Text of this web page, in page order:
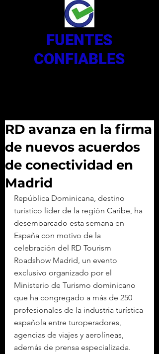
FUENTES
CONFIABLES
RD avanza en la firma
de nuevos acuerdos
de conectividad en
Madrid
República Dominicana, destino
turístico líder de la región Caribe, ha
desembarcado esta semana en
España con motivo de la
celebración del RD Tourism
Roadshow Madrid, un evento
exclusivo organizado por el
Ministerio de Turismo dominicano
que ha congregado a más de 250
profesionales de la industria turística
española entre turoperadores,
agencias de viajes y aerolíneas,
además de prensa especializada.